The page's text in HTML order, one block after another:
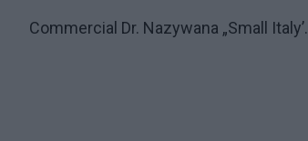
Commercial Dr. Nazywana „Small Italy’.